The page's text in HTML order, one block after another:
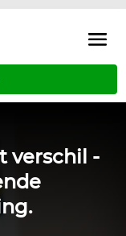
verschil -